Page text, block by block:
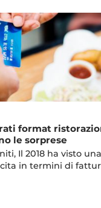
format
le sorprese
Il 2018 ha visto una
in termini di